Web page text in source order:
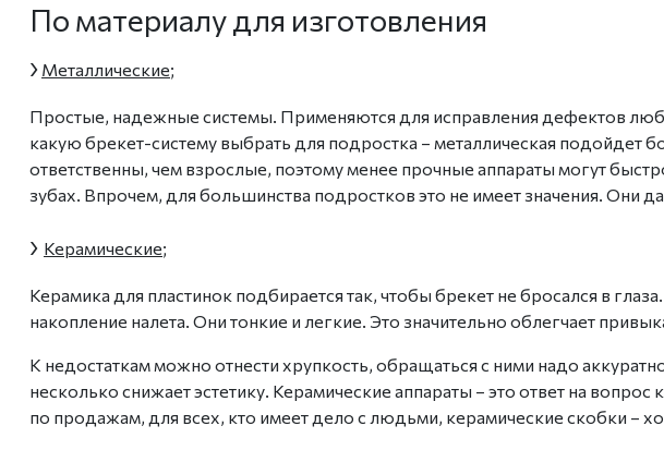
По материалу для изготовления
› Металлические;
Простые, надежные системы. Применяются для исправления дефектов
какую брекет-систему выбрать для подростка – металлическая подойдет
ответственны, чем взрослые, поэтому менее прочные аппараты могут
зубах. Впрочем, для большинства подростков это не имеет значения. Они
› Керамические;
Керамика для пластинок подбирается так, чтобы брекет не бросался в
накопление налета. Они тонкие и легкие. Это значительно облегчает
К недостаткам можно отнести хрупкость, обращаться с ними надо
несколько снижает эстетику. Керамические аппараты – это ответ на вопрос
по продажам, для всех, кто имеет дело с людьми, керамические скобки –